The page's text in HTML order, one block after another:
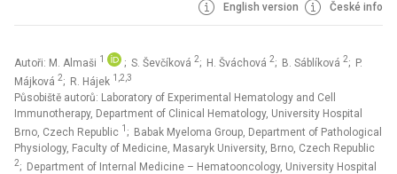
English version České info
Autoři: M. Almaši 1 ; S. Ševčíková 2; H. Šváchová 2; B. Sáblíková 2; P.
Májková 2; R. Hájek 1,2,3
Působiště autorů: Laboratory of Experimental Hematology and Cell
Immunotherapy, Department of Clinical Hematology, University Hospital
Brno, Czech Republic 1 ; Babak Myeloma Group, Department of Pathological
Physiology, Faculty of Medicine, Masaryk University, Brno, Czech Republic
2; Department of Internal Medicine – Hematooncology, University Hospital